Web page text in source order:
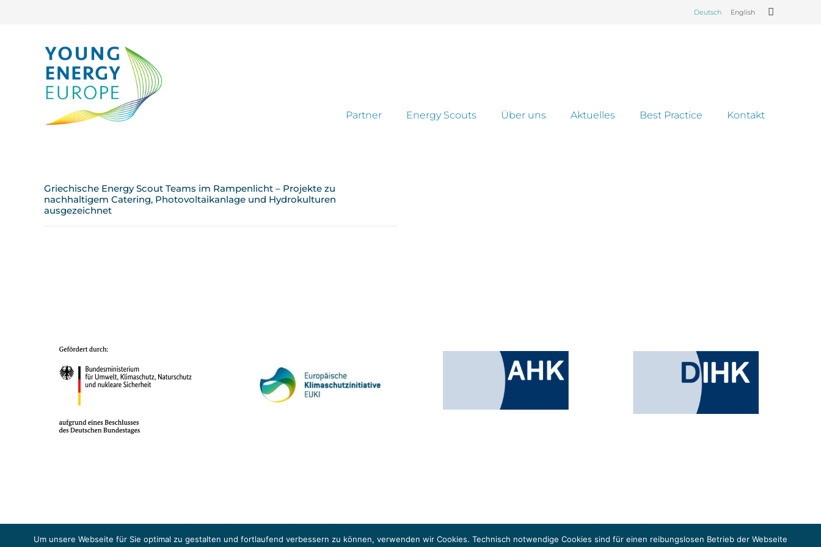
Deutsch English
Partner Energy Scouts Über uns Aktuelles Best Practice Kontakt
Griechische Energy Scout Teams im Rampenlicht – Projekte zu
nachhaltigem Catering, Photovoltaikanlage und Hydrokulturen
ausgezeichnet
Das Projekt YOUNG ENERGY EUROPE wird gefördert durch die Europäische Klimaschutzinitiative (EUKI). Die EUKI ist ein Förderinstrument des deutschen Bundesministeriums für Umwelt, Klimaschutz, Naturschutz und nukleare
Abkommens voranzutreiben.
Um unsere Webseite für Sie optimal zu gestalten und fortlaufend verbessern zu können, verwenden wir Cookies. Technisch notwendige Cookies sind für einen reibungslosen Betrieb der Webseite